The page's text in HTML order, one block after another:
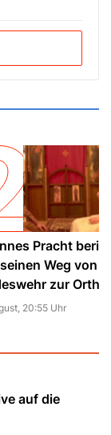
Pracht
Weg von
zur
20:55 Uhr
auf die